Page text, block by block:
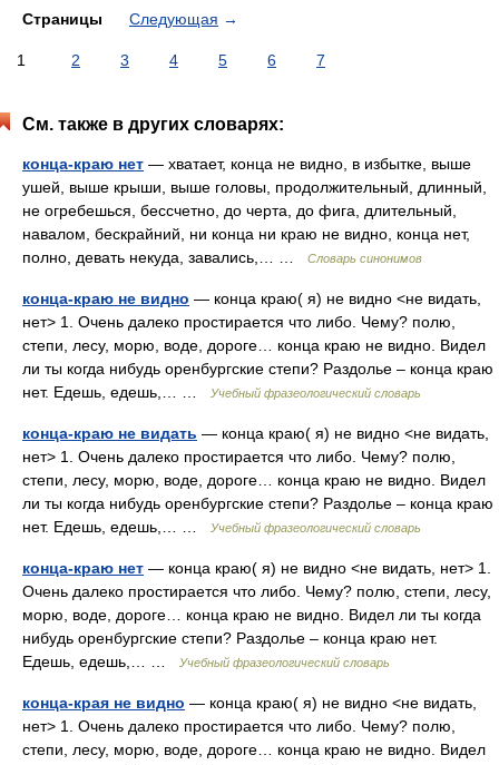
Страницы Следующая →
1 2 3 4 5 6 7
См. также в других словарях:
конца-краю нет — хватает, конца не видно, в избытке, выше
ушей, выше крыши, выше головы, продолжительный, длинный,
не огребешься, бессчетно, до черта, до фига, длительный,
навалом, бескрайний, ни конца ни краю не видно, конца нет,
полно, девать некуда, завались,… …
Словарь синонимов
конца-краю не видно — конца краю( я) не видно <не видать,
нет> 1. Очень далеко простирается что либо. Чему? полю,
степи, лесу, морю, воде, дороге… конца краю не видно. Видел
ли ты когда нибудь оренбургские степи? Раздолье – конца краю
нет. Едешь, едешь,… …
Учебный фразеологический словарь
конца-краю не видать — конца краю( я) не видно <не видать,
нет> 1. Очень далеко простирается что либо. Чему? полю,
степи, лесу, морю, воде, дороге… конца краю не видно. Видел
ли ты когда нибудь оренбургские степи? Раздолье – конца краю
нет. Едешь, едешь,… …
Учебный фразеологический словарь
конца-краю нет — конца краю( я) не видно <не видать, нет> 1.
Очень далеко простирается что либо. Чему? полю, степи, лесу,
морю, воде, дороге… конца краю не видно. Видел ли ты когда
нибудь оренбургские степи? Раздолье – конца краю нет.
Едешь, едешь,… …
Учебный фразеологический словарь
конца-края не видно — конца краю( я) не видно <не видать,
нет> 1. Очень далеко простирается что либо. Чему? полю,
степи, лесу, морю, воде, дороге… конца краю не видно. Видел